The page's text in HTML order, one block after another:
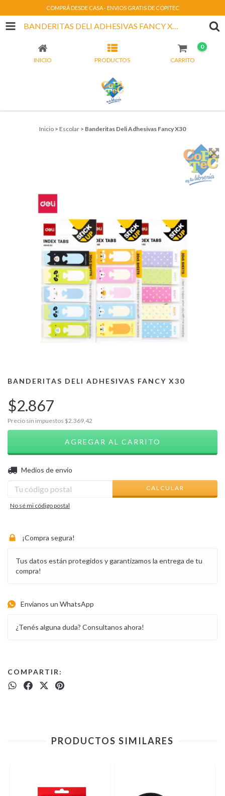
COMPRÁ DESDE CASA - ENVIOS GRATIS DE COPITEC
BANDERITAS DELI ADHESIVAS FANCY X30
INICIO PRODUCTOS CARRITO
0
Inicio > Escolar > Banderitas Deli Adhesivas Fancy X30
BANDERITAS DELI ADHESIVAS FANCY X30
$2.867
Precio sin impuestos $2.369,42
Entregas para el CP:
Medios de envío
CALCULAR
No sé mi código postal
¡Compra segura!
Tus datos están protegidos y garantizamos la entrega de tu
compra!
Envianos un WhatsApp
¿Tenés alguna duda? Consultanos ahora!
COMPARTIR:
PRODUCTOS SIMILARES